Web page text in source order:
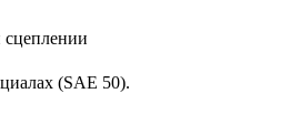
сцеплении
(SAE 50).